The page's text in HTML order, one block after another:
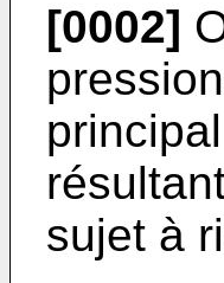
[0002]
sujet à